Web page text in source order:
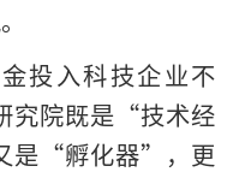
投入科技企业不
究院既是“技术经
是“孵化器”，更